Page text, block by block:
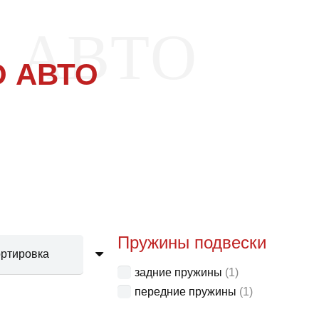
АВТО
Пружины подвески
задние пружины (1)
передние пружины (1)